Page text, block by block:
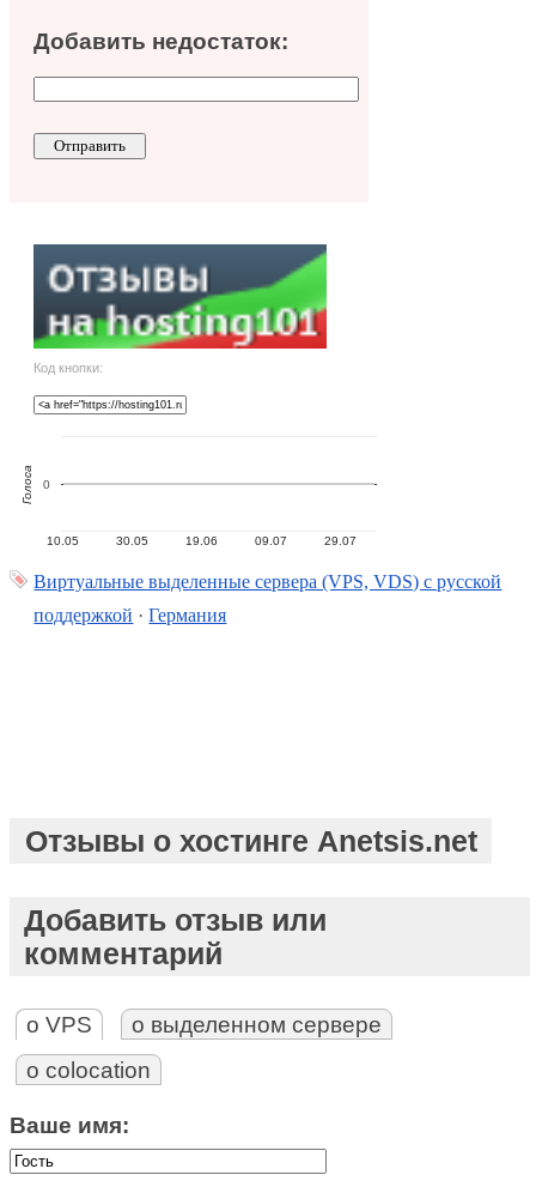
Добавить недостаток:
Код кнопки:
10.05 30.05 19.06 09.07 29.07
0
Голоса
Виртуальные выделенные сервера (VPS, VDS) с русской
поддержкой ·Германия
Отзывы о хостинге Anetsis.net
Добавить отзыв или
комментарий
о VPS
о выделенном сервере
о colocation
Ваше имя: